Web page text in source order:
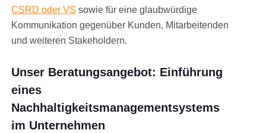
CSRD oder VS sowie für eine glaubwürdige
Kommunikation gegenüber Kunden, Mitarbeitenden
und weiteren Stakeholdern.
Unser Beratungsangebot: Einführung
eines
Nachhaltigkeitsmanagementsystems
im Unternehmen